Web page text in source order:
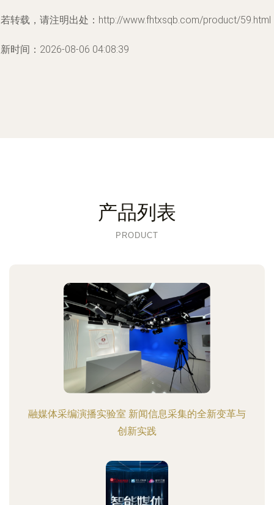
转载，请注明出处：http://www.fhtxsqb.com/product/59.html
时间：2026-08-06 04:08:39
产品列表
PRODUCT
融媒体采编演播实验室 新闻信息采集的全新变革与
创新实践